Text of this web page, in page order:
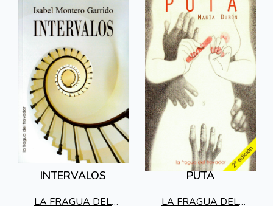
INTERVALOS
LA FRAGUA DEL
PUTA
LA FRAGUA DEL